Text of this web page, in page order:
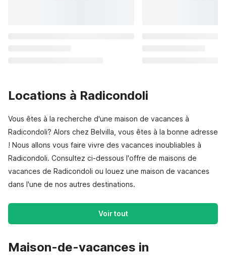
Locations à Radicondoli
Vous êtes à la recherche d'une maison de vacances à
Radicondoli? Alors chez Belvilla, vous êtes à la bonne adresse
! Nous allons vous faire vivre des vacances inoubliables à
Radicondoli. Consultez ci-dessous l'offre de maisons de
vacances de Radicondoli ou louez une maison de vacances
dans l'une de nos autres destinations.
Voir tout
Maison-de-vacances in